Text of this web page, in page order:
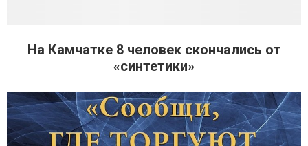
На Камчатке 8 человек скончались от
«синтетики»